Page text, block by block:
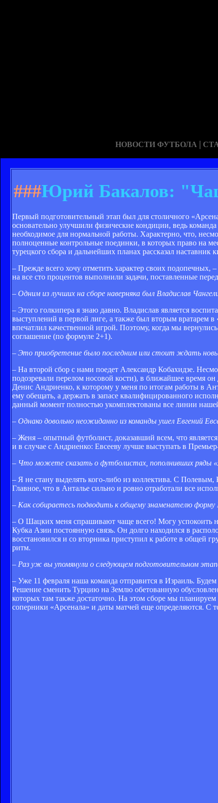
НОВОСТИ ФУТБОЛА |
###Юрий Бакалов:
Первый подготовительный этап был для столичного
основательно улучшили физические кондиции, ведь
необходимое для нормальной работы. Характерно, что,
полноценные контрольные поединки, в которых право на
турецкого сбора и дальнейших планах рассказал наставник
– Прежде всего хочу отметить характер своих
на все сто процентов выполнили задачи, поставленные
– Одним из лучших на сборе наверняка был Владислав
– Этого голкипера я знаю давно. Владислав является
выступлений в первой лиге, а также был вторым вратарем
впечатлил качественной игрой. Поэтому, когда мы
соглашение (по формуле 2+1).
– Это приобретение было последним или стоит ждать
– На второй сбор с нами поедет Александр Кобахидзе.
подозревали перелом носовой кости), в ближайшее время
Денис Андриенко, к которому у меня по итогам работы в
ему обещать, а держать в запасе квалифицированного
данный момент полностью укомплектованы все линии
– Однако довольно неожиданно из команды ушел Евгений
– Женя – опытный футболист, доказавший всем, что
и в случае с Андриенко: Евсееву лучше выступать в
– Что можете сказать о футболистах, пополнивших ряды
– Я не стану выделять кого-либо из коллектива. С
Главное, что в Анталье сильно и ровно отработали все
– Как собираетесь подводить к общему знаменателю
– О Шацких меня спрашивают чаще всего! Могу успокоить
Кубка Азии постоянную связь. Он долго находился в
восстановился и со вторника приступил к работе в общей
ритм.
– Раз уж вы упомянули о следующем подготовительном
– Уже 11 февраля наша команда отправится в Израиль.
Решение сменить Турцию на Землю обетованную
которых там также достаточно. На этом сборе мы
соперники «Арсенала» и даты матчей еще определяются. С